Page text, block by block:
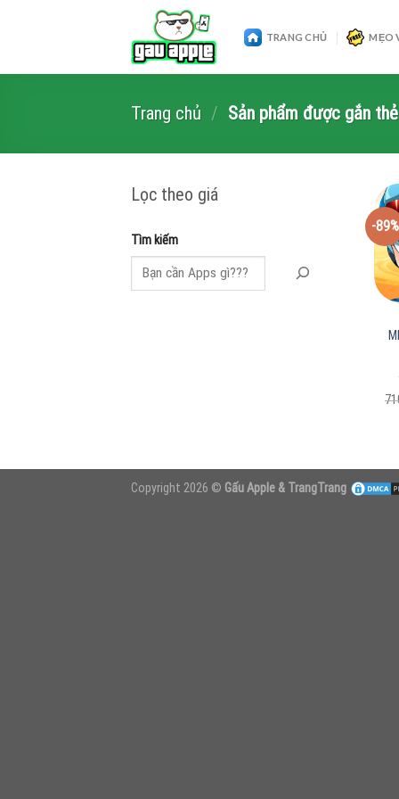
TRANG CHỦ MẸO
Trang chủ / Sản phẩm được gắn
Lọc theo giá
Tìm kiếm
-89%
Copyright 2026 © Gấu Apple & TrangTrang